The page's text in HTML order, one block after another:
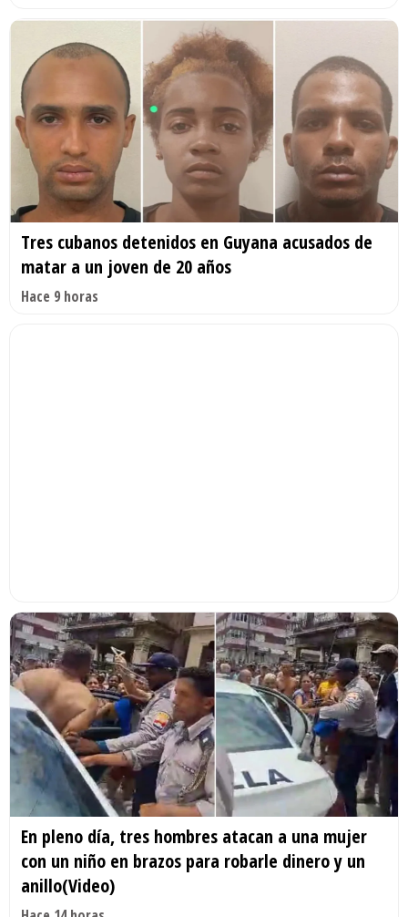
Tres cubanos detenidos en Guyana acusados de
matar a un joven de 20 años
Hace 9 horas
En pleno día, tres hombres atacan a una mujer
con un niño en brazos para robarle dinero y un
anillo(Video)